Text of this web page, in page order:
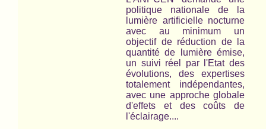
politique nationale de la
lumière artificielle nocturne
avec au minimum un
objectif de réduction de la
quantité de lumière émise,
un suivi réel par l'Etat des
évolutions, des expertises
totalement indépendantes,
avec une approche globale
d'effets et des coûts de
l'éclairage....